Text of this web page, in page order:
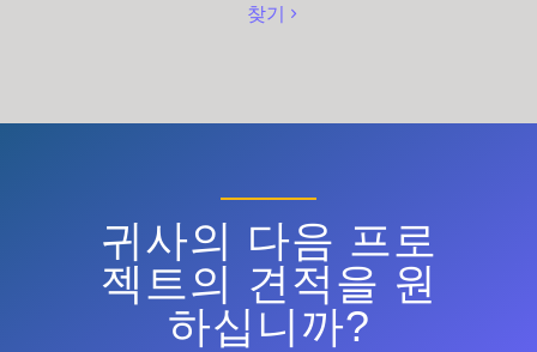
찾기
귀사의 다음 프로
젝트의 견적을 원
하십니까?